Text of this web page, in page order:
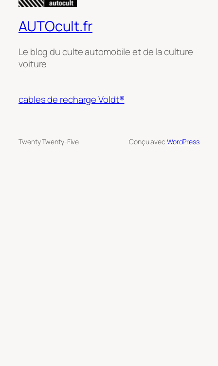
AUTOcult.fr
Le blog du culte automobile et de la culture
voiture
cables de recharge Voldt®
Twenty Twenty-Five Conçu avec WordPress